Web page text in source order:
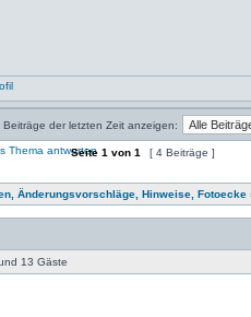
Beiträge der letzten Zeit anzeigen:
Seite 1 von 1 [ 4 Beiträge ]
Änderungsvorschläge, Hinweise, Fotoecke
13 Gäste